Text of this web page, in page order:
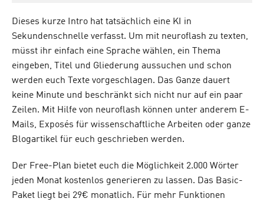
Dieses kurze Intro hat tatsächlich eine KI in
Sekundenschnelle verfasst. Um mit neuroflash zu texten,
müsst ihr einfach eine Sprache wählen, ein Thema
eingeben, Titel und Gliederung aussuchen und schon
werden euch Texte vorgeschlagen. Das Ganze dauert
keine Minute und beschränkt sich nicht nur auf ein paar
Zeilen. Mit Hilfe von neuroflash können unter anderem E-
Mails, Exposés für wissenschaftliche Arbeiten oder ganze
Blogartikel für euch geschrieben werden.
Der Free-Plan bietet euch die Möglichkeit 2.000 Wörter
jeden Monat kostenlos generieren zu lassen. Das Basic-
Paket liegt bei 29€ monatlich. Für mehr Funktionen